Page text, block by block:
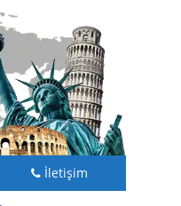
İletişim